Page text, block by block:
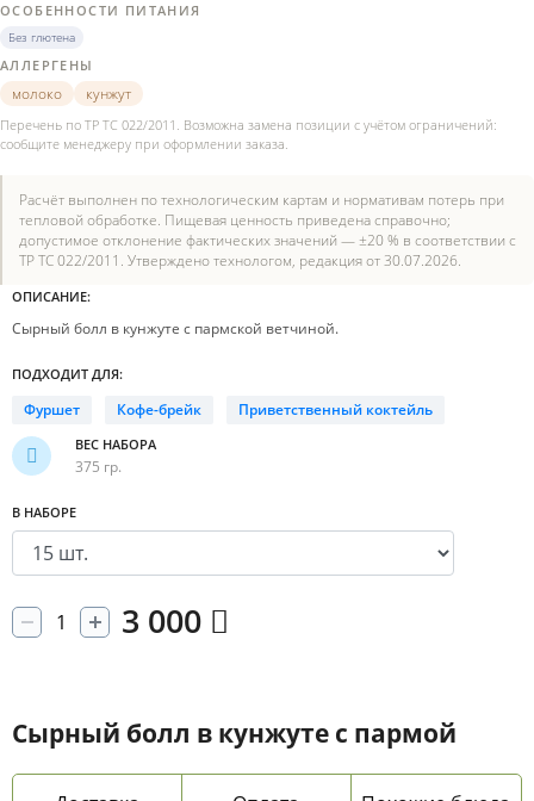
ОСОБЕННОСТИ ПИТАНИЯ
Без глютена
АЛЛЕРГЕНЫ
молоко
кунжут
Перечень по ТР ТС 022/2011. Возможна замена позиции с учётом ограничений:
сообщите менеджеру при оформлении заказа.
Расчёт выполнен по технологическим картам и нормативам потерь при
тепловой обработке. Пищевая ценность приведена справочно;
допустимое отклонение фактических значений — ±20 % в соответствии с
ТР ТС 022/2011. Утверждено технологом, редакция от 30.07.2026.
Сырный болл в кунжуте с пармой
ОПИСАНИЕ:
Сырный болл в кунжуте с пармской ветчиной.
ПОДХОДИТ ДЛЯ:
Фуршет Кофе-брейк Приветственный коктейль
ВЕС НАБОРА
375 гр.
В НАБОРЕ
3 000